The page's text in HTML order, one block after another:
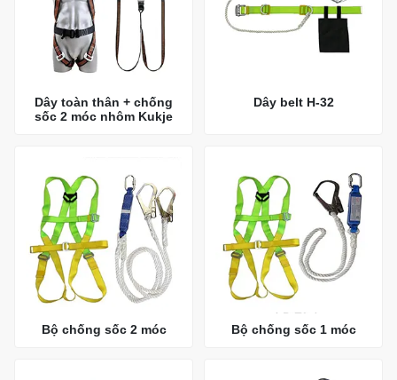
Dây toàn thân + chống
sốc 2 móc nhôm Kukje
Dây belt H-32
Bộ chống sốc 2 móc Bộ chống sốc 1 móc